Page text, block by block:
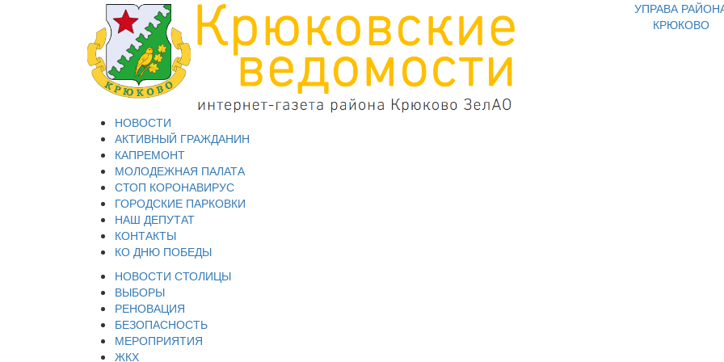
УПРАВА
КРЮКОВО
НОВОСТИ
АКТИВНЫЙ ГРАЖДАНИН
КАПРЕМОНТ
МОЛОДЕЖНАЯ ПАЛАТА
СТОП КОРОНАВИРУС
ГОРОДСКИЕ ПАРКОВКИ
НАШ ДЕПУТАТ
КОНТАКТЫ
КО ДНЮ ПОБЕДЫ
НОВОСТИ СТОЛИЦЫ
ВЫБОРЫ
РЕНОВАЦИЯ
БЕЗОПАСНОСТЬ
МЕРОПРИЯТИЯ
ЖКХ